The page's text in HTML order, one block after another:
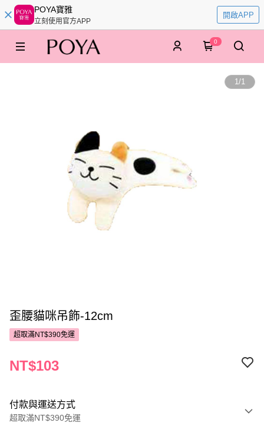
POYA寶雅
立刻使用官方APP
開啟APP
0
1/1
歪腰貓咪吊飾-12cm
超取滿NT$390免運
NT$103
付款與運送方式
超取滿NT$390免運